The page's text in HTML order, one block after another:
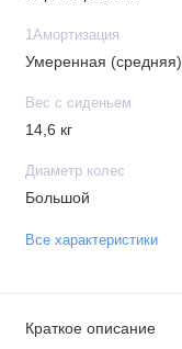
1Амортизация
Умеренная (средняя)
Вес с сиденьем
14,6 кг
Диаметр колес
Большой
Все характеристики
Краткое описание